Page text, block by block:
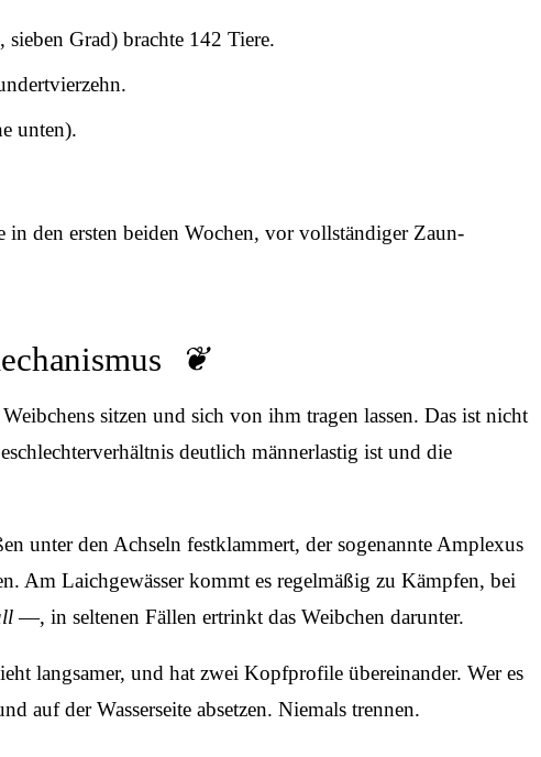
Grad) brachte 142 Tiere.
unten).
in den ersten beiden Wochen, vor vollständiger Zaun-
sitzen und sich von ihm tragen lassen. Das ist nicht
deutlich männerlastig ist und die
unter den Achseln festklammert, der sogenannte Amplexus
Am Laichgewässer kommt es regelmäßig zu Kämpfen, bei
—, in seltenen Fällen ertrinkt das Weibchen darunter.
langsamer, und hat zwei Kopfprofile übereinander. Wer es
auf der Wasserseite absetzen. Niemals trennen.